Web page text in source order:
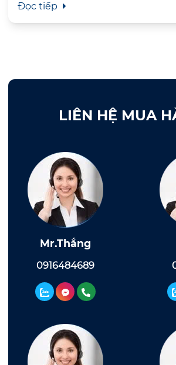
Đọc tiếp
LIÊN HỆ MUA
Mr.Thắng
0916484689